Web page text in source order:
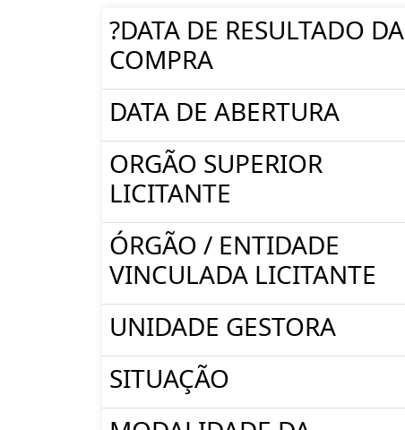
?DATA DE RESULTADO DA
COMPRA
DATA DE ABERTURA
ORGÃO SUPERIOR
LICITANTE
ÓRGÃO / ENTIDADE
VINCULADA LICITANTE
UNIDADE GESTORA
SITUAÇÃO